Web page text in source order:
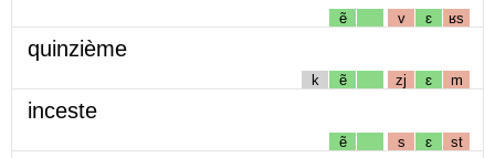
ẽ v ɛ ʁs
quinzième
k ẽ zj ɛ m
inceste
ẽ s ɛ st